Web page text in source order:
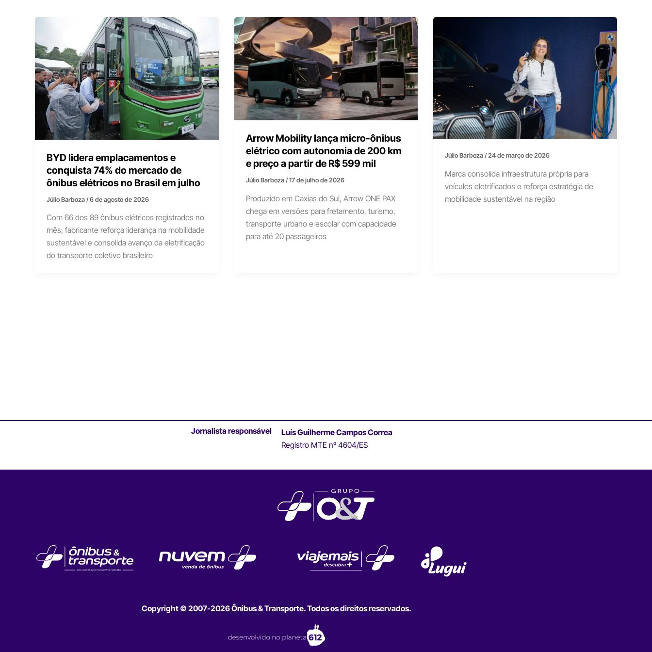
BYD lidera emplacamentos e
conquista 74% do mercado de
ônibus elétricos no Brasil em julho
Júlio Barboza/6 de agosto de 2026
Com 66 dos 89 ônibus elétricos registrados no
mês, fabricante reforça liderança na mobilidade
sustentável e consolida avanço da eletrificação
do transporte coletivo brasileiro
Arrow Mobility lança micro-ônibus
elétrico com autonomia de 200 km
e preço a partir de R$ 599 mil
Júlio Barboza/17 de julho de 2026
Produzido em Caxias do Sul, Arrow ONE PAX
chega em versões para fretamento, turismo,
transporte urbano e escolar com capacidade
para até 20 passageiros
Júlio Barboza/24 de março de 2026
Marca consolida infraestrutura própria para
veículos eletrificados e reforça estratégia de
mobilidade sustentável na região
Jornalista responsável
Luís Guilherme Campos Correa
Registro MTE nº 4604/ES
Copyright © 2007-2026 Ônibus & Transporte. Todos os direitos reservados.